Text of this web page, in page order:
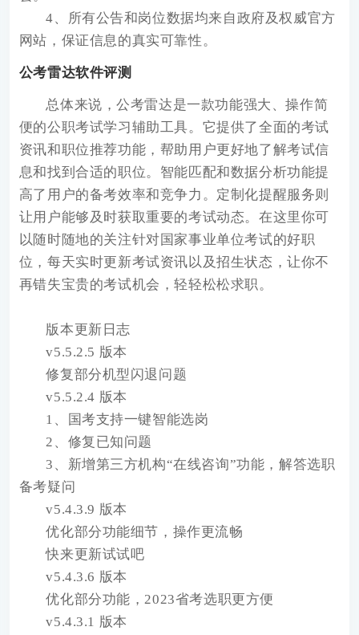
4、所有公告和岗位数据均来自政府及权威官方
网站，保证信息的真实可靠性。
公考雷达软件评测
总体来说，公考雷达是一款功能强大、操作简
便的公职考试学习辅助工具。它提供了全面的考试
资讯和职位推荐功能，帮助用户更好地了解考试信
息和找到合适的职位。智能匹配和数据分析功能提
高了用户的备考效率和竞争力。定制化提醒服务则
让用户能够及时获取重要的考试动态。在这里你可
以随时随地的关注针对国家事业单位考试的好职
位，每天实时更新考试资讯以及招生状态，让你不
再错失宝贵的考试机会，轻轻松松求职。
版本更新日志
v5.5.2.5 版本
修复部分机型闪退问题
v5.5.2.4 版本
1、国考支持一键智能选岗
2、修复已知问题
3、新增第三方机构“在线咨询”功能，解答选职
备考疑问
v5.4.3.9 版本
优化部分功能细节，操作更流畅
快来更新试试吧
v5.4.3.6 版本
优化部分功能，2023省考选职更方便
v5.4.3.1 版本